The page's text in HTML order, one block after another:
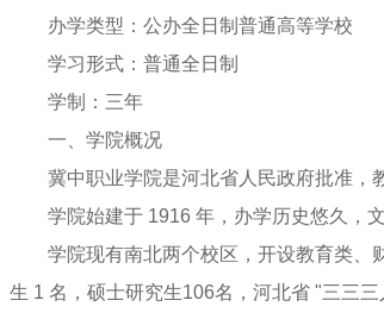
办学类型：公办全日制普通高等学校
学习形式：普通全日制
学制：三年
一、学院概况
冀中职业学院是河北省人民政府批准，
学院始建于 1916 年，办学历史悠久，
学院现有南北两个校区，开设教育类、
生 1 名，硕士研究生106名，河北省 "三三三